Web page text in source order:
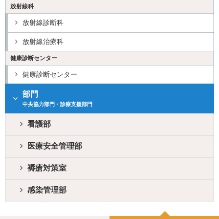
放射線科
放射線診断科
放射線治療科
健康診断センター
健康診断センター
部門
中央協力部門・診療支援部門
看護部
医療安全管理部
褥瘡対策室
感染管理部